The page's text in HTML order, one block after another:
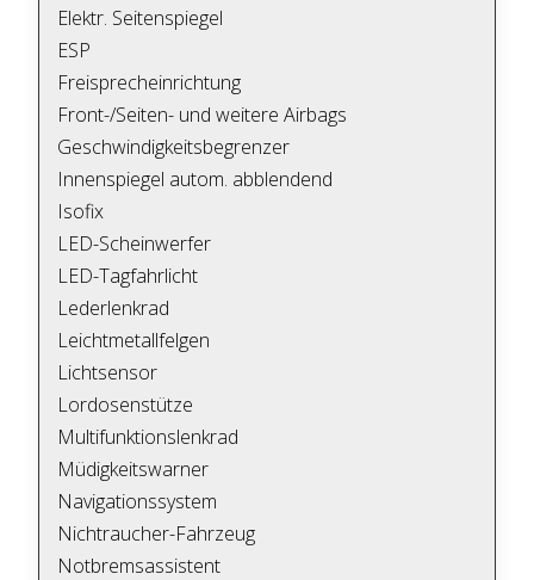
Elektr. Seitenspiegel
ESP
Freisprecheinrichtung
Front-/Seiten- und weitere Airbags
Geschwindigkeitsbegrenzer
Innenspiegel autom. abblendend
Isofix
LED-Scheinwerfer
LED-Tagfahrlicht
Lederlenkrad
Leichtmetallfelgen
Lichtsensor
Lordosenstütze
Multifunktionslenkrad
Müdigkeitswarner
Navigationssystem
Nichtraucher-Fahrzeug
Notbremsassistent